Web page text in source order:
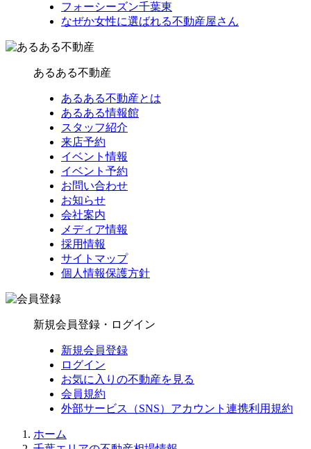
フォーシーズン千葉東
なぜか女性に選ばれる不動産屋さん
あるある不動産
あるある不動産とは
あるある情報館
スタッフ紹介
来店予約
イベント情報
イベント予約
お問い合わせ
お知らせ
会社案内
メディア情報
採用情報
サイトマップ
個人情報保護方針
新規会員登録・ログイン
新規会員登録
ログイン
お気に入りの不動産を見る
会員規約
外部サービス（SNS）アカウント連携利用規約
ホーム